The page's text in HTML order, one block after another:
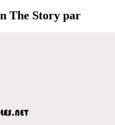
The Story par